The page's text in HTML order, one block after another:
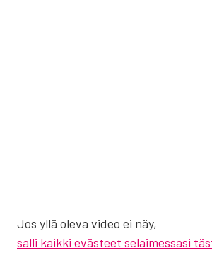
Jos yllä ole­va video ei näy,
salli kaikki evästeet selaimessasi